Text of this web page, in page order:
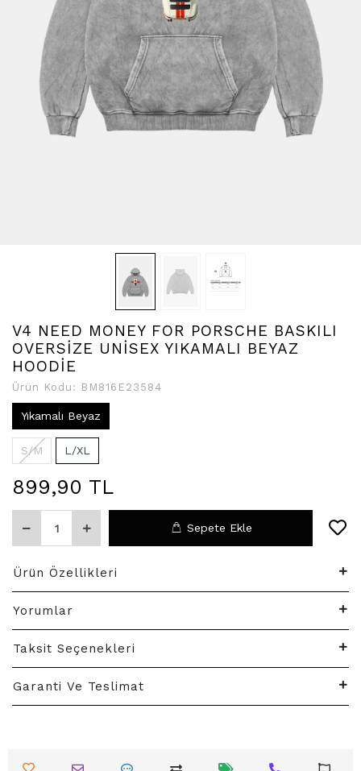
V4 NEED MONEY FOR PORSCHE BASKILI
OVERSİZE UNİSEX YIKAMALI BEYAZ
HOODİE
Ürün Kodu: BM816E23584
Yıkamalı Beyaz
S/M L/XL
899,90 TL
Sepete Ekle
Ürün Özellikleri
Yorumlar
Taksit Seçenekleri
Garanti Ve Teslimat